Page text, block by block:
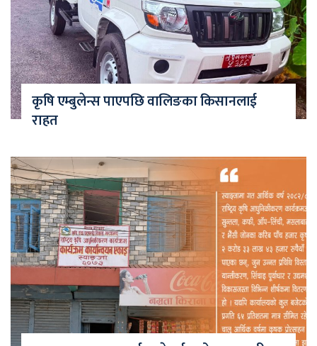
कृषि एम्बुलेन्स पाएपछि वालिङका किसानलाई
राहत